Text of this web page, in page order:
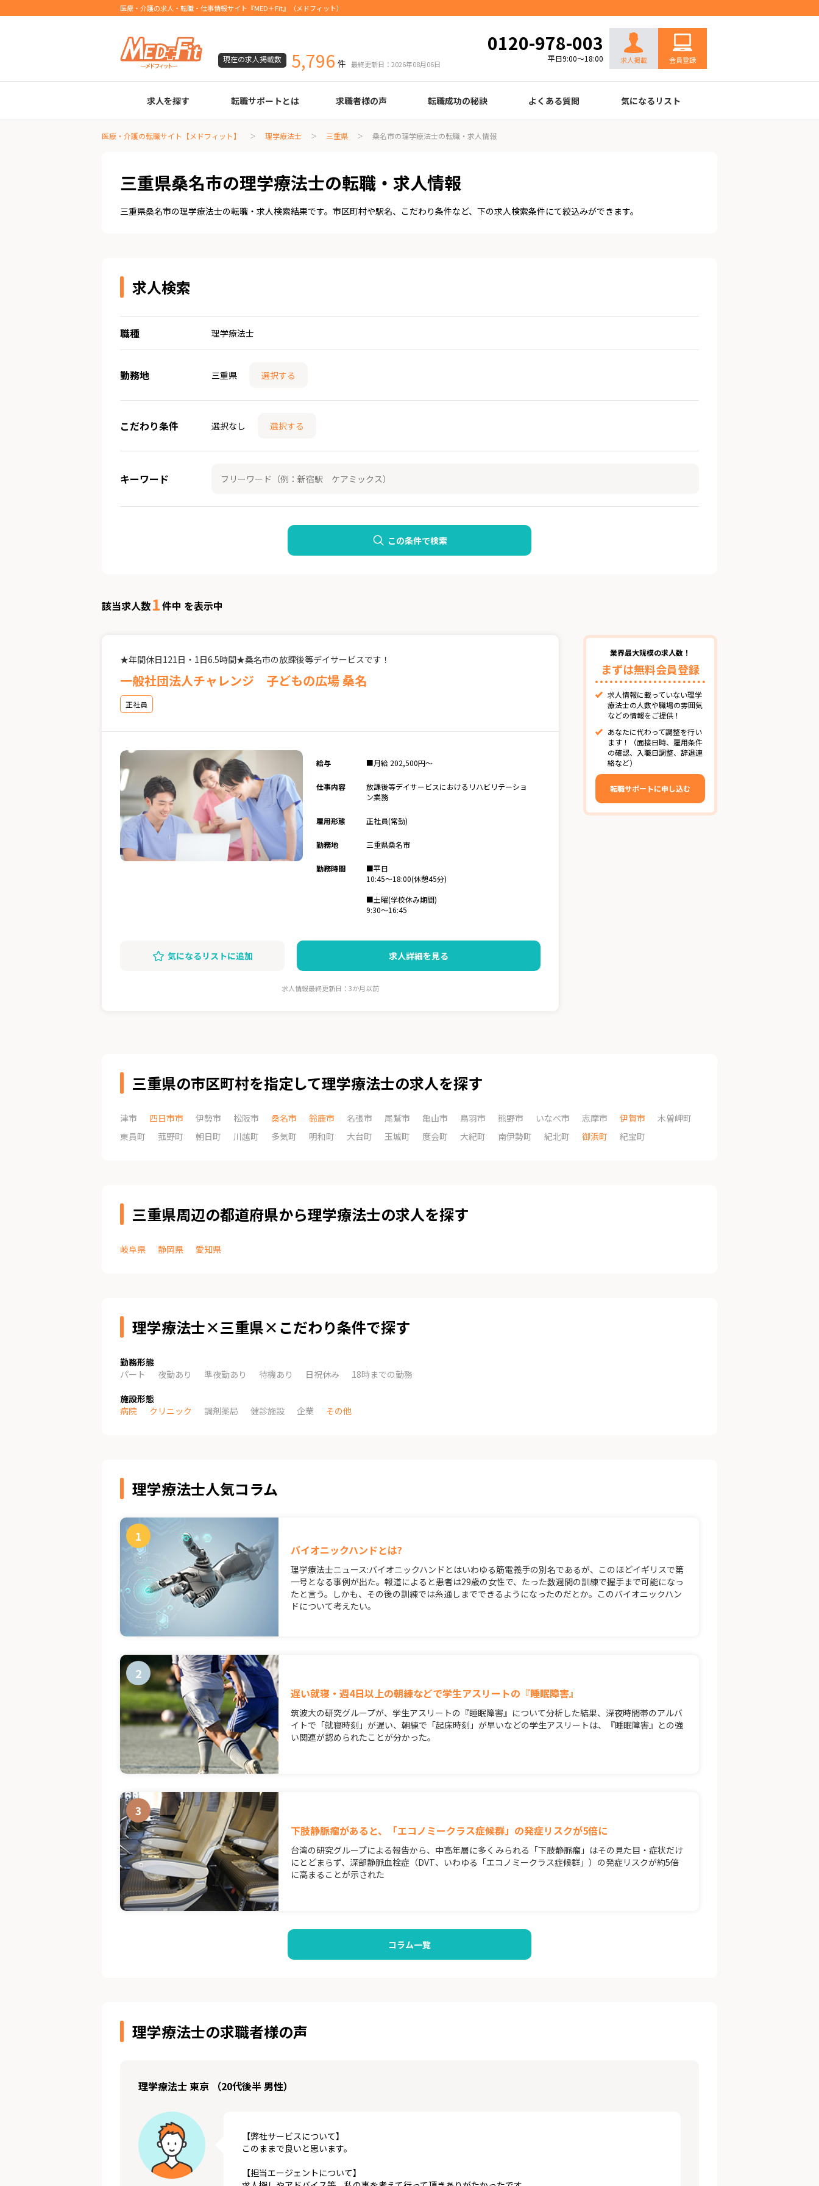
医療・介護の求人・転職・仕事情報サイト『MED＋Fit』（メドフィット）
現在の求人掲載数 5,796 件 最終更新日：2026年08月06日
0120-978-003
平日9:00～18:00 求人掲載 会員登録
求人を探す
臨床検査技師
診療放射線技師
臨床工学技士
医療事務
調剤薬局事務
理学療法士
作業療法士
言語聴覚士
機能訓練指導員
視能訓練士
看護師
薬剤師
転職サポートとは 求職者様の声
臨床検査技師
診療放射線技師
臨床工学技士
医療事務
調剤薬局事務
理学療法士
作業療法士
言語聴覚士
機能訓練指導員
視能訓練士
看護師
薬剤師
転職成功の秘訣
履歴書の書き方
職務経歴書の書き方
面接の心得
面接のコツ
転職の際に知っておきたいこと
年齢早見表
給与
よくある質問 気になるリスト
医療・介護の転職サイト【メドフィット】 理学療法士 三重県 桑名市の理学療法士の転職・求人情報
三重県桑名市の理学療法士の転職・求人情報
三重県桑名市の理学療法士の転職・求人検索結果です。市区町村や駅名、こだわり条件など、下の求人検索条件にて絞込みができます。
求人検索
職種 理学療法士
勤務地 三重県 選択する
こだわり条件 選択なし 選択する
キーワード
この条件で検索
該当求人数1件中 を表示中
★年間休日121日・1日6.5時間★桑名市の放課後等デイサービスです！
一般社団法人チャレンジ 子どもの広場 桑名
正社員
給与 ■月給 202,500円～
仕事内容
放課後等デイサービスにおけるリハビリテーショ
ン業務
雇用形態 正社員(常勤)
勤務地 三重県桑名市
勤務時間
■平日
10:45～18:00(休憩45分)
■土曜(学校休み期間)
9:30～16:45
気になるリストに追加 求人詳細を見る
求人情報最終更新日：3か月以前
業界最大規模の求人数！
まずは無料会員登録
求人情報に載っていない理学
療法士の人数や職場の雰囲気
などの情報をご提供！
あなたに代わって調整を行い
ます！（面接日時、雇用条件
の確認、入職日調整、辞退連
絡など）
転職サポートに申し込む
三重県の市区町村を指定して理学療法士の求人を探す
津市 四日市市 伊勢市 松阪市 桑名市 鈴鹿市 名張市 尾鷲市 亀山市 鳥羽市 熊野市 いなべ市 志摩市 伊賀市
木曽岬町
東員町
菰野町 朝日町 川越町 多気町 明和町 大台町 玉城町 度会町 大紀町 南伊勢町 紀北町 御浜町 紀宝町
三重県周辺の都道府県から理学療法士の求人を探す
岐阜県 静岡県 愛知県
理学療法士×三重県×こだわり条件で探す
勤務形態
パート
夜勤あり 準夜勤あり 待機あり 日祝休み
18時までの勤務
施設形態
病院
クリニック 調剤薬局 健診施設 企業 その他
理学療法士人気コラム
バイオニックハンドとは?
理学療法士ニュース:バイオニックハンドとはいわゆる筋電義手の別名であるが、このほどイギリスで第
一号となる事例が出た。報道によると患者は29歳の女性で、たった数週間の訓練で握手まで可能になっ
たと言う。しかも、その後の訓練では糸通しまでできるようになったのだとか。このバイオニックハン
ドについて考えたい。
遅い就寝・週4日以上の朝練などで学生アスリートの『睡眠障害』
筑波大の研究グループが、学生アスリートの『睡眠障害』について分析した結果、深夜時間帯のアルバ
イトで「就寝時刻」が遅い、朝練で「起床時刻」が早いなどの学生アスリートは、『睡眠障害』との強
い関連が認められたことが分かった。
下肢静脈瘤があると、「エコノミークラス症候群」の発症リスクが5倍に
台湾の研究グループによる報告から、中高年層に多くみられる「下肢静脈瘤」はその見た目・症状だけ
にとどまらず、深部静脈血栓症（DVT、いわゆる「エコノミークラス症候群」）の発症リスクが約5倍
に高まることが示された
コラム一覧
理学療法士の求職者様の声
理学療法士 東京 （20代後半 男性）
【弊社サービスについて】
このままで良いと思います。
【担当エージェントについて】